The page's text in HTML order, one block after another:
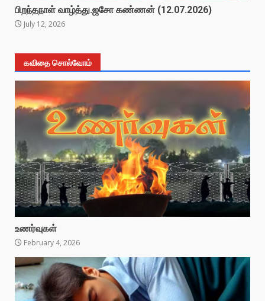
பிறந்தநாள் வாழ்த்து.ஜசோ கண்ணன் (12.07.2026)
July 12, 2026
கவிதை சொல்வோம்
உணர்வுகள்
February 4, 2026